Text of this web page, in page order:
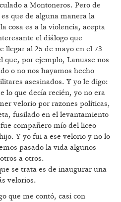
a Montoneros. Pero de
que de alguna manera la
cosa es a la violencia, acepta
el diálogo que
llegar al 25 de mayo en el 73
que, por ejemplo, Lanusse nos
o no nos hayamos hecho
asesinados. Y yo le digo:
lo que decía recién, yo no era
velorio por razones políticas,
fusilado en el levantamiento
compañero mío del liceo
Y yo fui a ese velorio y no lo
pasado la vida algunos
a otros.
se trata es de inaugurar una
velorios.
que me contó, casi con